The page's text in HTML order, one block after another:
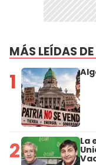
MÁS LEÍDAS DE
1
2 La